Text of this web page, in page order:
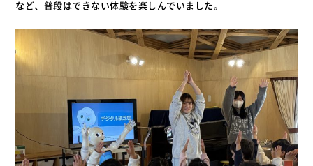
など、普段はできない体験を楽しんでいました。